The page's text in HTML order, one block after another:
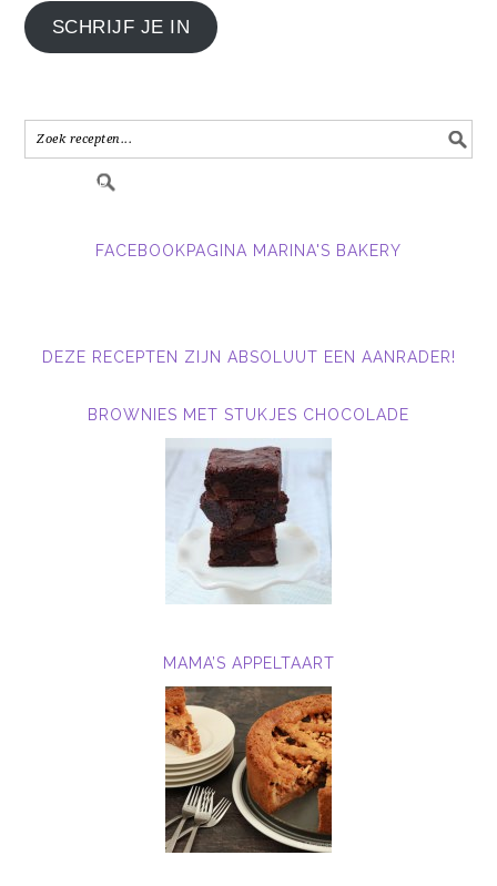
je
e-
in.....
SCHRIJF JE IN
FACEBOOKPAGINA MARINA'S BAKERY
DEZE RECEPTEN ZIJN ABSOLUUT EEN AANRADER!
BROWNIES MET STUKJES CHOCOLADE
MAMA’S APPELTAART